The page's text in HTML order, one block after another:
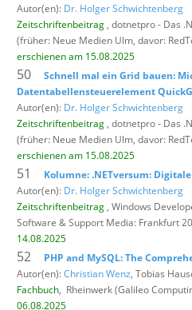
Autor(en): Dr. Holger Schwichtenberg
Zeitschriftenbeitrag , dotnetpro - Das
(früher: Neue Medien Ulm, davor:
erschienen am 15.08.2025
50
Schnell mal ein Grid bauen:
Datentabellensteuerelement
Autor(en): Dr. Holger Schwichtenberg
Zeitschriftenbeitrag , dotnetpro - Das
(früher: Neue Medien Ulm, davor:
erschienen am 15.08.2025
51
Kolumne: .NETversum:
Autor(en): Dr. Holger Schwichtenberg
Zeitschriftenbeitrag , Windows
Software & Support Media: Frankfurt
14.08.2025
52
PHP and MySQL: The
Autor(en):Christian Wenz, Tobias
Fachbuch, Rheinwerk (Galileo
06.08.2025